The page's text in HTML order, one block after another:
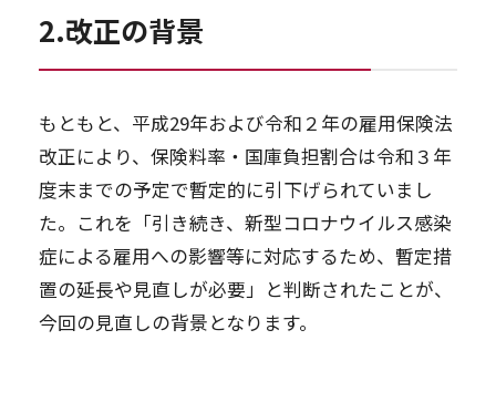
2.改正の背景
もともと、平成29年および令和２年の雇用保険法
改正により、保険料率・国庫負担割合は令和３年
度末までの予定で暫定的に引下げられていまし
た。これを「引き続き、新型コロナウイルス感染
症による雇用への影響等に対応するため、暫定措
置の延長や見直しが必要」と判断されたことが、
今回の見直しの背景となります。